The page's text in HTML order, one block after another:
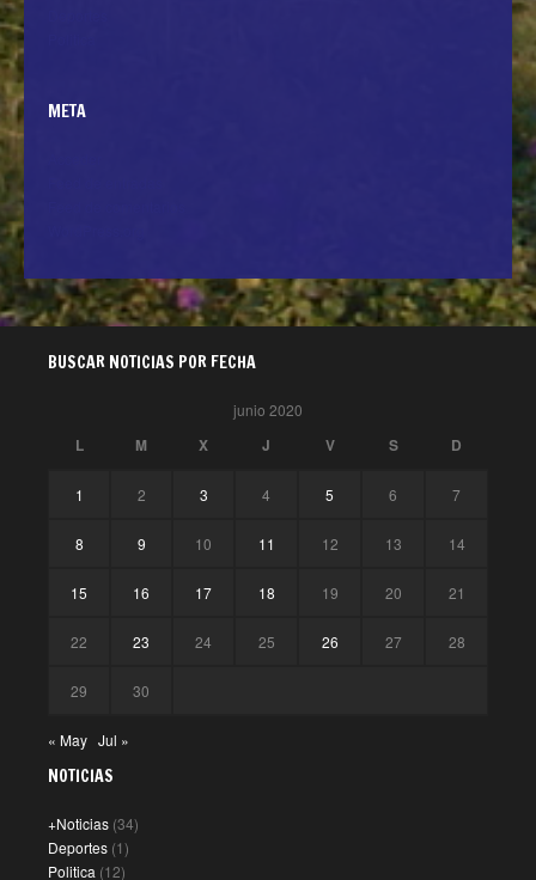
META
BUSCAR NOTICIAS POR FECHA
junio 2020
L M X J V S D
1 2 3 4 5 6 7
8 9 10 11 12 13 14
15 16 17 18 19 20 21
22 23 24 25 26 27 28
29 30
« May Jul »
NOTICIAS
+Noticias (34)
Deportes (1)
Politica (12)